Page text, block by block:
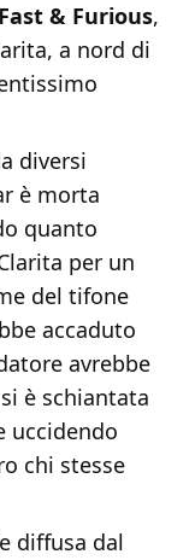
Fast & Furious,
a nord di
diversi
è morta
quanto
per un
del tifone
accaduto
avrebbe
è schiantata
uccidendo
chi stesse
diffusa dal